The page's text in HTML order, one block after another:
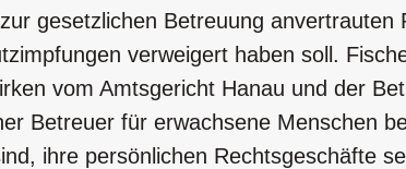
gesetzlichen Betreuung anvertrauten
verweigert haben soll.
vom Amtsgericht Hanau und der
Betreuer für erwachsene Menschen
ihre persönlichen Rechtsgeschäfte